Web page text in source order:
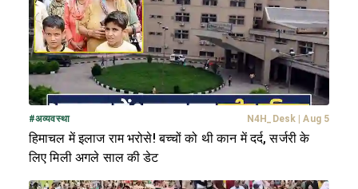
#अव्यवस्था N4H_Desk | Aug 5
हिमाचल में इलाज राम भरोसे! बच्चों को थी कान में दर्द, सर्जरी के
लिए मिली अगले साल की डेट